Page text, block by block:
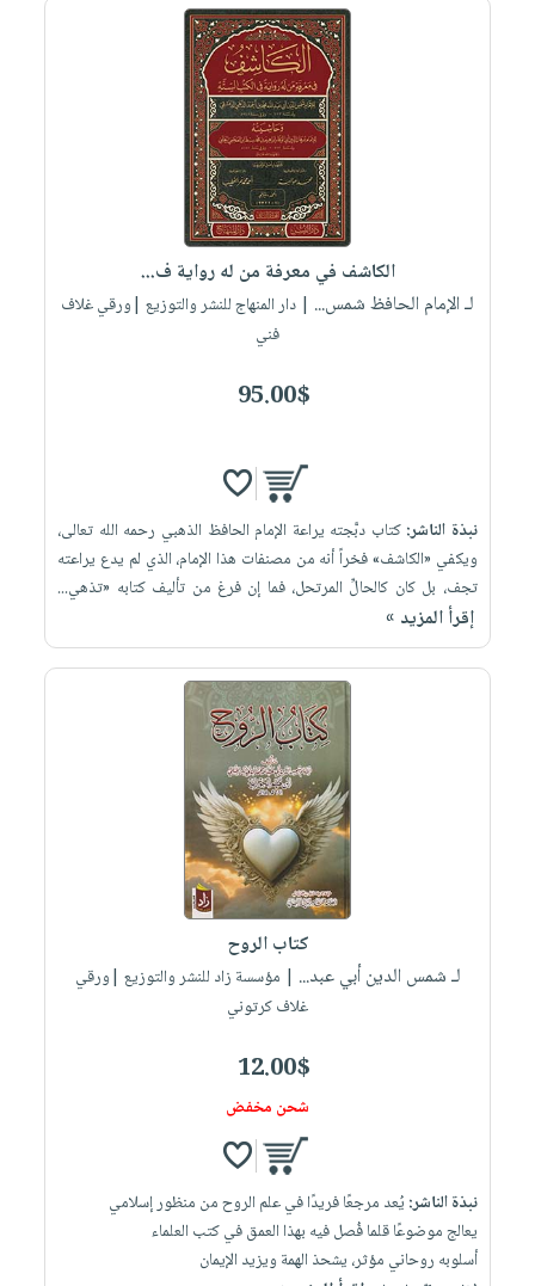
الكاشف في معرفة من له رواية ف...
لـ الإمام الحافظ شمس... | دار المنهاج للنشر والتوزيع |ورقي غلاف
فني
95.00$
نبذة الناشر:كتاب دبَّجته يراعة الإمام الحافظ الذهبي رحمه الله تعالى،
ويكفي «الكاشف» فخراً أنه من مصنفات هذا الإمام، الذي لم يدع يراعته
تجف، بل كان كالحالِّ المرتحل، فما إن فرغ من تأليف كتابه «تذهي...
إقرأ المزيد »
كتاب الروح
لـ شمس الدين أبي عبد... | مؤسسة زاد للنشر والتوزيع |ورقي
غلاف كرتوني
12.00$
شحن مخفض
نبذة الناشر: يُعد مرجعًا فريدًا في علم الروح من منظور إسلامي
يعالج موضوعًا قلما فُصل فيه بهذا العمق في كتب العلماء
أسلوبه روحاني مؤثر، يشحذ الهمة ويزيد الإيمان